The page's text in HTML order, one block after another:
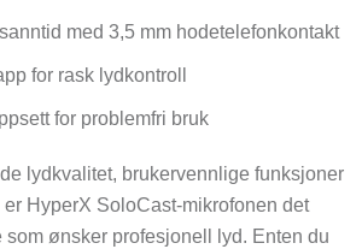
med 3,5 mm hodetelefonkontakt
for rask lydkontroll
for problemfri bruk
lydkvalitet, brukervennlige funksjoner
HyperX SoloCast-mikrofonen det
som ønsker profesjonell lyd. Enten du